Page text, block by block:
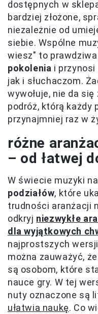
dostępnych w
bardziej złożone,
niezależnie od
siebie. Wspólne
wiesz" to
pokolenia i
jak i słuchaczom.
wywołuje, nie da
podróż, którą każdy
przynajmniej raz w
różne
– od łatwej
W świecie muzyki
podziałów, które
trudności aranżacji
odkryj niezwykłe
dla wyjątkowych
najprostszych
można zauważyć,
są osobom, które
nauce gry. W tej
nuty oznaczone są
ułatwia naukę. Co